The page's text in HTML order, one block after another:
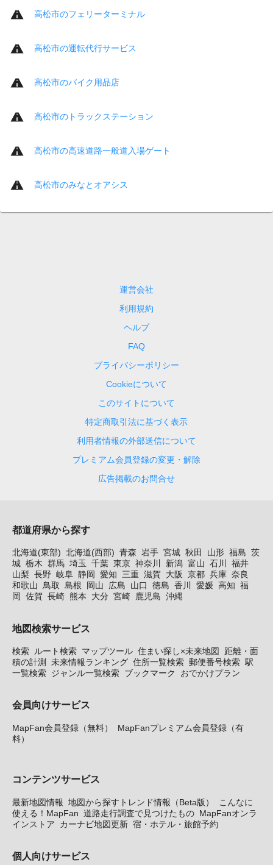
高松市のフェリーターミナル
高松市の運転代行サービス
高松市のバイク用品店
高松市のトラックステーション
高松市の高速道路一般道入場ゲート
高松市のみなとオアシス
運営会社
利用規約
ヘルプ
FAQ
プライバシーポリシー
Cookieについて
このサイトについて
特定商取引法に基づく表示
利用者情報の外部送信について
プレミアム会員登録の変更・解除
広告掲載のお問合せ
都道府県から探す
北海道(東部) 北海道(西部) 青森 岩手 宮城 秋田 山形 福島 茨
城 栃木 群馬 埼玉 千葉 東京 神奈川 新潟 富山 石川
福井
山梨 長野 岐阜 静岡 愛知 三重 滋賀 大阪 京都 兵庫 奈良
和歌山 鳥取 島根 岡山 広島 山口 徳島 香川 愛媛 高知 福
岡
佐賀 長崎 熊本 大分 宮崎 鹿児島 沖縄
地図検索サービス
検索 ルート検索 マップツール 住まい探し×未来地図
距離・面
積の計測
未来情報ランキング 住所一覧検索 郵便番号検索 駅
一覧検索 ジャンル一覧検索 ブックマーク おでかけプラン
会員向けサービス
MapFan会員登録（無料）
MapFanプレミアム会員登録（有
料）
コンテンツサービス
最新地図情報 地図から探すトレンド情報（Beta版）
こんなに
使える！MapFan 道路走行調査で見つけたもの MapFanオンラ
インストア
カーナビ地図更新 宿・ホテル・旅館予約
個人向けサービス